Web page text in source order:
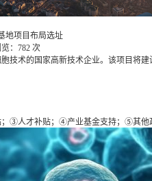
地项目布局选址
：782 次
技术的国家高新技术企业。该项目将
③人才补贴；④产业基金支持；⑤其他